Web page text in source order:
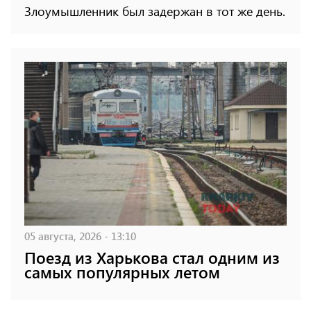
Злоумышленник был задержан в тот же день.
05 августа, 2026 - 13:10
Поезд из Харькова стал одним из
самых популярных летом